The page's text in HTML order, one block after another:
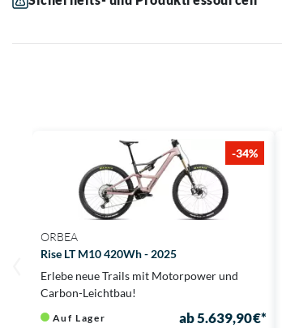
-34%
ORBEA
Rise LT M10 420Wh - 2025
Erlebe neue Trails mit Motorpower und
Carbon-Leichtbau!
Auf Lager ab 5.639,90 €*